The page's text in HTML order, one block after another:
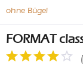
ohne Bügel
FORMAT
(